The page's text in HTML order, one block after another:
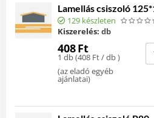
Lamellás csiszoló
129 készleten
Kiszerelés: db
408Ft
1 db (408 Ft/ db )
(az eladó egyéb
ajánlatai)